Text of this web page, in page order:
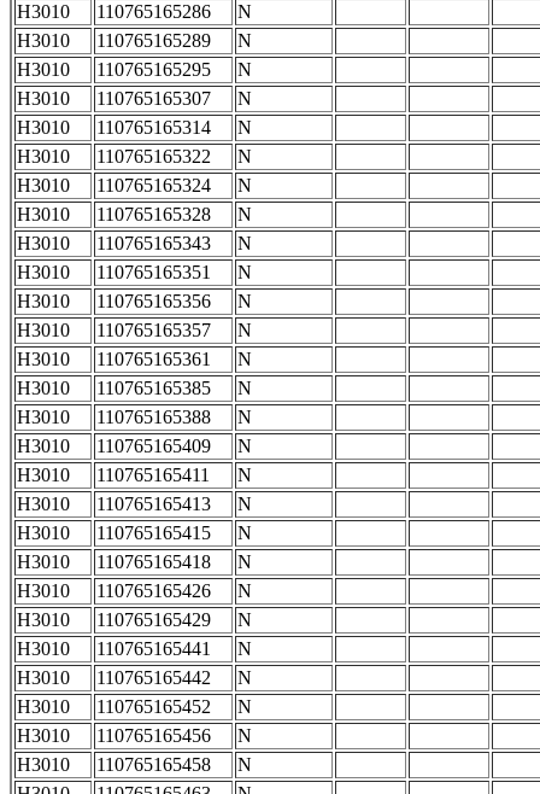
H3010
110765165286
N
H3010
110765165289
N
H3010
110765165295
N
H3010
110765165307
N
H3010
110765165314
N
H3010
110765165322
N
H3010
110765165324
N
H3010
110765165328
N
H3010
110765165343
N
H3010
110765165351
N
H3010
110765165356
N
H3010
110765165357
N
H3010
110765165361
N
H3010
110765165385
N
H3010
110765165388
N
H3010
110765165409
N
H3010
110765165411
N
H3010
110765165413
N
H3010
110765165415
N
H3010
110765165418
N
H3010
110765165426
N
H3010
110765165429
N
H3010
110765165441
N
H3010
110765165442
N
H3010
110765165452
N
H3010
110765165456
N
H3010
110765165458
N